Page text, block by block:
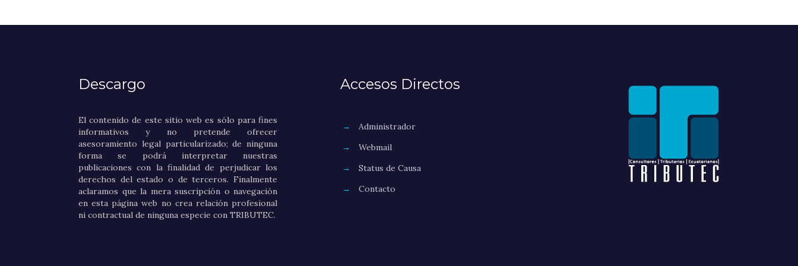
Descargo
El contenido de este sitio web es sólo para fines
informativos y no pretende ofrecer
asesoramiento legal particularizado; de ninguna
forma se podrá interpretar nuestras
publicaciones con la finalidad de perjudicar los
derechos del estado o de terceros. Finalmente
aclaramos que la mera suscripción o navegación
en esta página web no crea relación profesional
ni contractual de ninguna especie con TRIBUTEC.
Accesos Directos
→
Administrador
→
Webmail
→
Status de Causa
→
Contacto